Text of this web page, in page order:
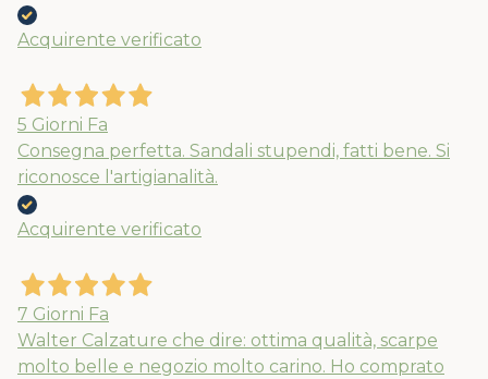
Acquirente verificato
5 Giorni Fa
Consegna perfetta. Sandali stupendi, fatti bene. Si
riconosce l'artigianalità.
Acquirente verificato
7 Giorni Fa
Walter Calzature che dire: ottima qualità, scarpe
molto belle e negozio molto carino. Ho comprato